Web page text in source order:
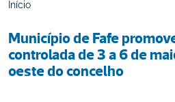
Início
Município de Fafe
controlada de 3 a 6 de
oeste do concelho